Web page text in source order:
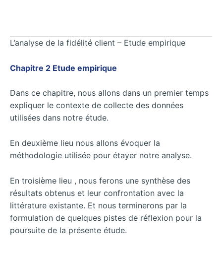
L’analyse de la fidélité client – Etude empirique
Chapitre 2 Etude empirique
Dans ce chapitre, nous allons dans un premier temps
expliquer le contexte de collecte des données
utilisées dans notre étude.
En deuxième lieu nous allons évoquer la
méthodologie utilisée pour étayer notre analyse.
En troisième lieu , nous ferons une synthèse des
résultats obtenus et leur confrontation avec la
littérature existante. Et nous terminerons par la
formulation de quelques pistes de réflexion pour la
poursuite de la présente étude.